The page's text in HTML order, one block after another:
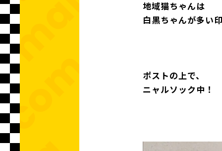
地域猫ちゃんは
白黒ちゃんが多い
ポストの上で、
ニャルソック中！